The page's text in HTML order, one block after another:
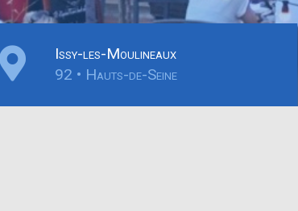
Issy-les-Moulineaux
92 • Hauts-de-Seine